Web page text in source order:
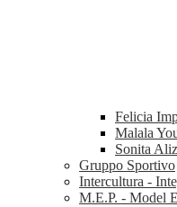
Felicia
Malala
Sonita
Gruppo Sportivo
Intercultura -
M.E.P. - Model